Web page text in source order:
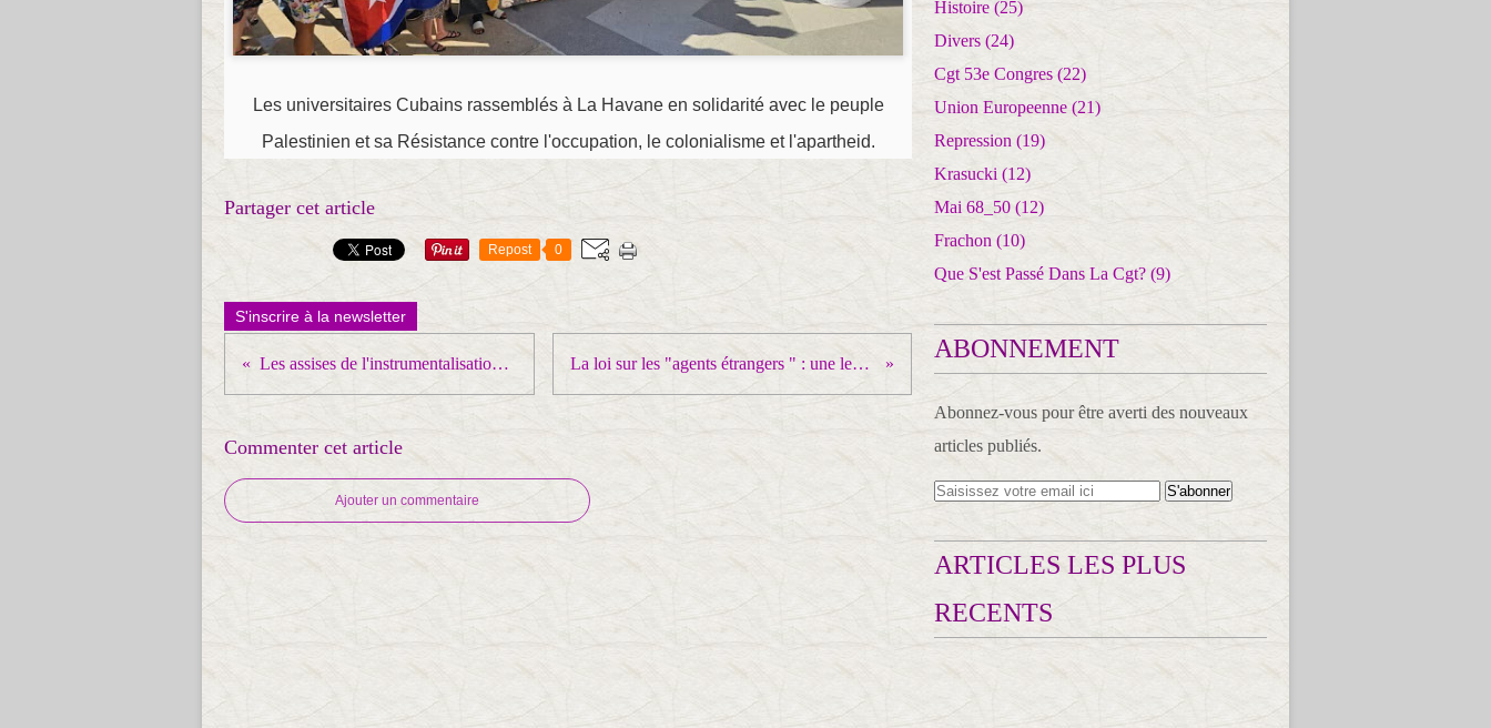
Les universitaires Cubains rassemblés à La Havane en solidarité avec le peuple
Palestinien et sa Résistance contre l'occupation, le colonialisme et l'apartheid.
Partager cet article
Repost 0
S'inscrire à la newsletter
Les assises de l'instrumentalisation de la lutte contre l'antisémitisme La loi sur les "agents étrangers " : une leçon magistrale de l'hypocrisie atlantiste
Commenter cet article
Ajouter un commentaire
Histoire (25)
Divers (24)
Cgt 53e Congres (22)
Union Europeenne (21)
Repression (19)
Krasucki (12)
Mai 68_50 (12)
Frachon (10)
Que S'est Passé Dans La Cgt? (9)
ABONNEMENT
Abonnez-vous pour être averti des nouveaux
articles publiés.
ARTICLES LES PLUS
RECENTS